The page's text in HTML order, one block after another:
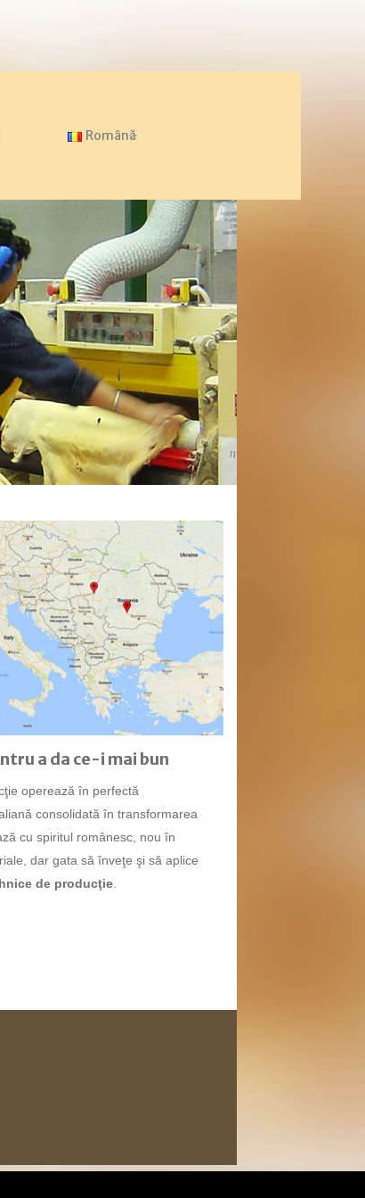
Română
a da ce-i mai bun
operează în perfectă
consolidată în transformarea
cu spiritul românesc, nou în
dar gata să înveţe şi să aplice
de producţie.